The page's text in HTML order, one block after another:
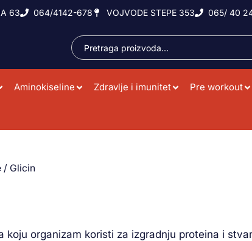
63 064/4142-678 VOJVODE STEPE 353 065/ 40
Aminokiseline Zdravlje i imunitet Pre workout
/ Glicin
koju organizam koristi za izgradnju proteina i